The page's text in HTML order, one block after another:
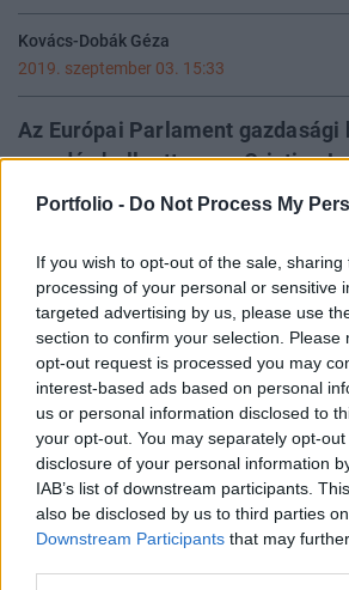
Portfolio - Do Not Process My
If you wish to opt-out of the sale,
processing of your personal or sensitive
targeted advertising by us, please use
section to confirm your selection. Please
opt-out request is processed you may
interest-based ads based on personal
us or personal information disclosed to
your opt-out. You may separately opt-
disclosure of your personal information
IAB’s list of downstream participants.
also be disclosed by us to third parties
Downstream Participants that may
Kovács-Dobák Géza
2019. szeptember 03. 15:33
Az Európai Parlament gazdasági
szerdán hallgatta meg Cristine
Európai Központi Bank
jóváhagyása borítékolható, és a
lévő szavazás már inkább csak
kérdése. Érdemes ezért inkább
milyen tervei lehetnek Lagarde-
posztján.
Budapest Economic Forum 2019A
politikára leselkedő kihívásokról is
Budapest Economic Forum
jelentkezés A gazdasági bizottság
kérdezz-felek jelentését Lagarde-dal,
hogy hogyan tervezi vezetni a